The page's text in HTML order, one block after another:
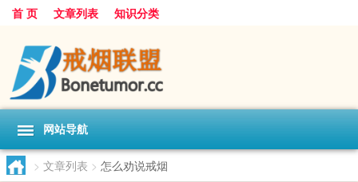
首 页 文章列表 知识分类
网站导航
> 文章列表 > 怎么劝说戒烟